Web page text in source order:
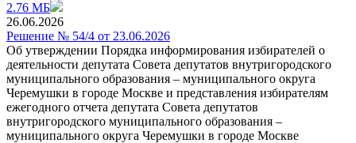
2.76 МБ
26.06.2026
Решение № 54/4 от 23.06.2026
Об утверждении Порядка информирования избирателей о
деятельности депутата Совета депутатов внутригородского
муниципального образования – муниципального округа
Черемушки в городе Москве и представления избирателям
ежегодного отчета депутата Совета депутатов
внутригородского муниципального образования –
муниципального округа Черемушки в городе Москве